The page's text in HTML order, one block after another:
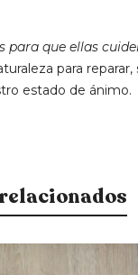
para que ellas
para reparar,
estado de ánimo.